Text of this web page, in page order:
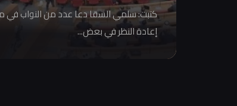
كتبت: سلمي السقا دعا عدد من النواب
إعادة النظر في بعض...